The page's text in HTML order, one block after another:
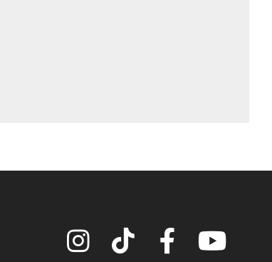
Instagram TikTok Facebook